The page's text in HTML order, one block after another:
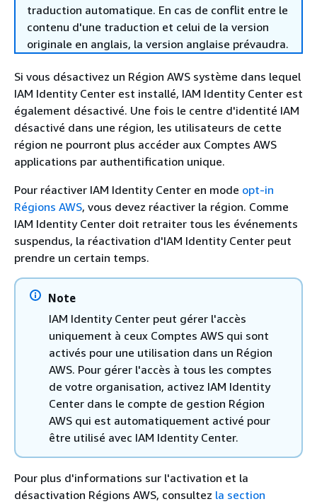
traduction automatique. En cas de conflit entre le
contenu d'une traduction et celui de la version
originale en anglais, la version anglaise prévaudra.
Si vous désactivez un Région AWS système dans lequel
IAM Identity Center est installé, IAM Identity Center est
également désactivé. Une fois le centre d'identité IAM
désactivé dans une région, les utilisateurs de cette
région ne pourront plus accéder aux Comptes AWS
applications par authentification unique.
Pour réactiver IAM Identity Center en mode opt-in
Régions AWS, vous devez réactiver la région. Comme
IAM Identity Center doit retraiter tous les événements
suspendus, la réactivation d'IAM Identity Center peut
prendre un certain temps.
Note
IAM Identity Center peut gérer l'accès
uniquement à ceux Comptes AWS qui sont
activés pour une utilisation dans un Région
AWS. Pour gérer l'accès à tous les comptes
de votre organisation, activez IAM Identity
Center dans le compte de gestion Région
AWS qui est automatiquement activé pour
être utilisé avec IAM Identity Center.
Pour plus d'informations sur l'activation et la
désactivation Régions AWS, consultez la section